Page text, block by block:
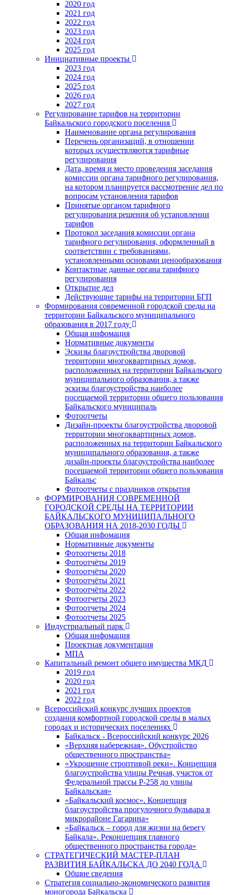
2020 год
2021 год
2022 год
2023 год
2024 год
2025 год
Инициативные проекты
2023 год
2024 год
2025 год
2026 год
2027 год
Регулирование тарифов на территории
Байкальского городского поселения
Наименование органа регулирования
Перечень организаций, в отношении
которых осуществляются тарифные
регулирования
Дата, время и место проведения заседания
комиссии органа тарифного регулирования,
на котором планируется рассмотрение дел по
вопросам установления тарифов
Принятые органом тарифного
регулирования решения об установлении
тарифов
Протокол заседания комиссии органа
тарифного регулирования, оформленный в
соответствии с требованиями,
установленными основами ценообразования
Контактные данные органа тарифного
регулирования
Открытие дел
Действующие тарифы на территории БГП
Формирования современной городской среды на
территории Байкальского муниципального
образования в 2017 году
Общая инфомация
Нормативные документы
Эскизы благоустройства дворовой
территории многоквартирных домов,
расположенных на территории Байкальского
муниципального образования, а также
эскизы благоустройства наиболее
посещаемой территории общего пользования
Байкальского муниципаль
Фотоотчеты
Дизайн-проекты благоустройства дворовой
территории многоквартирных домов,
расположенных на территории Байкальского
муниципального образования, а также
дизайн-проекты благоустройства наиболее
посещаемой территории общего пользования
Байкальс
Фотоотчеты с праздников открытия
ФОРМИРОВАНИЯ СОВРЕМЕННОЙ
ГОРОДСКОЙ СРЕДЫ НА ТЕРРИТОРИИ
БАЙКАЛЬСКОГО МУНИЦИПАЛЬНОГО
ОБРАЗОВАНИЯ НА 2018-2030 ГОДЫ
Общая инфомация
Нормативные документы
Фотоотчеты 2018
Фотоотчёты 2019
Фотоотчёты 2020
Фотоотчёты 2021
Фотоотчёты 2022
Фотоотчеты 2023
Фотоотчеты 2024
Фотоотчеты 2025
Индустриальный парк
Общая инфомация
Проектная документация
МПА
Капитальный ремонт общего имущества МКД
2019 год
2020 год
2021 год
2022 год
Всероссийский конкурс лучших проектов
создания комфортной городской среды в малых
городах и исторических поселениях
Байкальск - Всероссийский конкурс 2026
«Верхняя набережная». Обустройство
общественного пространства»
«Укрощение строптивой реки». Концепция
благоустройства улицы Речная, участок от
Федеральной трассы Р-258 до улицы
Байкальская»
«Байкальский космос». Концепция
благоустройства прогулочного бульвара в
микрорайоне Гагарина»
«Байкальск – город для жизни на берегу
Байкала». Реконцепция главного
общественного пространства города»
СТРАТЕГИЧЕСКИЙ МАСТЕР-ПЛАН
РАЗВИТИЯ БАЙКАЛЬСКА ДО 2040 ГОДА
Общие сведения
Стратегия социально-экономического развития
моногорода Байкальска